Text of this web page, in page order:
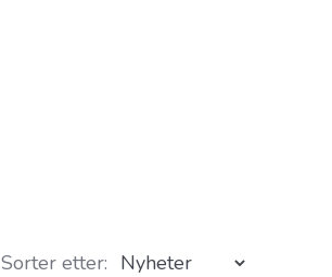
Sorter etter: